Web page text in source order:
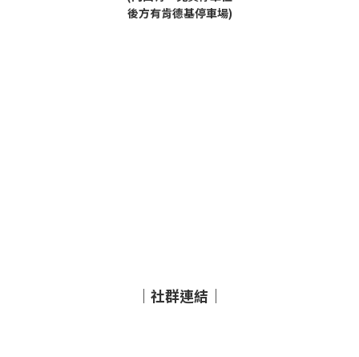
後方有肯德基停車場)
｜社群連結｜